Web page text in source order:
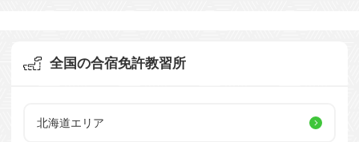
全国の合宿免許教習所
北海道エリア